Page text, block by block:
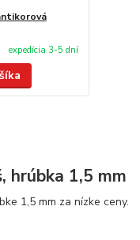
expedícia 3-5 dní
hrúbka 1,5 mm
1,5 mm za nízke ceny.